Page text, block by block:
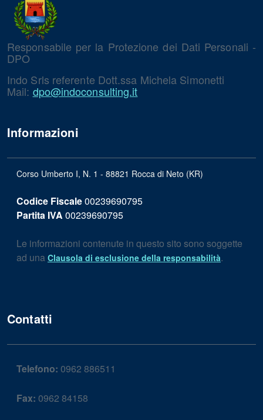
Responsabile per la Protezione dei Dati Personali -
DPO
Indo Srls referente Dott.ssa Michela Simonetti
Mail: dpo@indoconsulting.it
Informazioni
Corso Umberto I, N. 1 - 88821 Rocca di Neto (KR)
Codice Fiscale00239690795
Partita IVA 00239690795
Le informazioni contenute in questo sito sono soggette
ad una Clausola di esclusione della responsabilità.
Contatti
Telefono: 0962 886511
Fax: 0962 84158